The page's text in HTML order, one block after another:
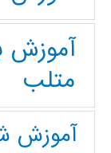
آموزش
متلب
آموزش